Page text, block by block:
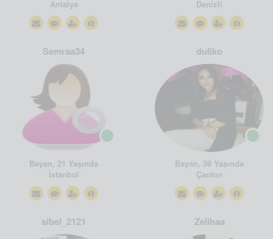
Antalya
Denizli
Semraa34
Bayan, 21 Yaşında
İstanbul
du6ko
Bayan, 38 Yaşında
Çankırı
sibel_2121 Zelihaa